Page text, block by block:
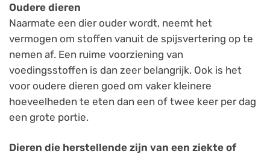
Oudere dieren
Naarmate een dier ouder wordt, neemt het
vermogen om stoffen vanuit de spijsvertering op te
nemen af. Een ruime voorziening van
voedingsstoffen is dan zeer belangrijk. Ook is het
voor oudere dieren goed om vaker kleinere
hoeveelheden te eten dan een of twee keer per dag
een grote portie.
Dieren die herstellende zijn van een ziekte of